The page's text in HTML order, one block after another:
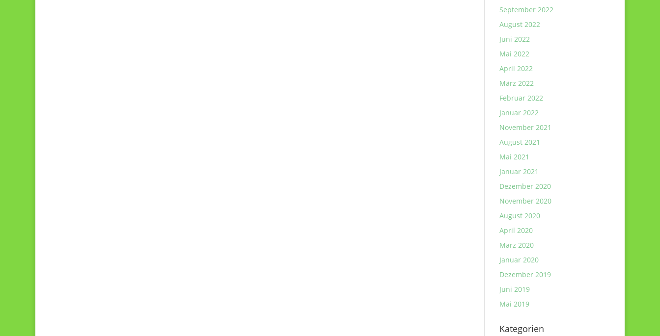
September 2022
August 2022
Juni 2022
Mai 2022
April 2022
März 2022
Februar 2022
Januar 2022
November 2021
August 2021
Mai 2021
Januar 2021
Dezember 2020
November 2020
August 2020
April 2020
März 2020
Januar 2020
Dezember 2019
Juni 2019
Mai 2019
Kategorien